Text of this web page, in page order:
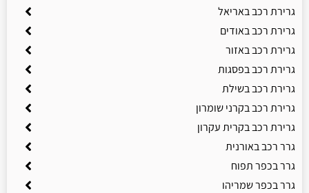
גרירת רכב באריאל
גרירת רכב באודים
גרירת רכב באזור
גרירת רכב בפסגות
גרירת רכב בשילת
גרירת רכב בקרני שומרון
גרירת רכב בקרית עקרון
גרר רכב באורנית
גרר בכפר תפוח
גרר בכפר שמריהו